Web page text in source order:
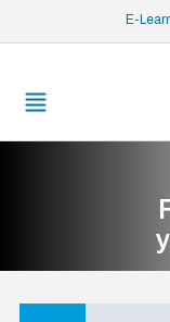
E-
/* opened search */